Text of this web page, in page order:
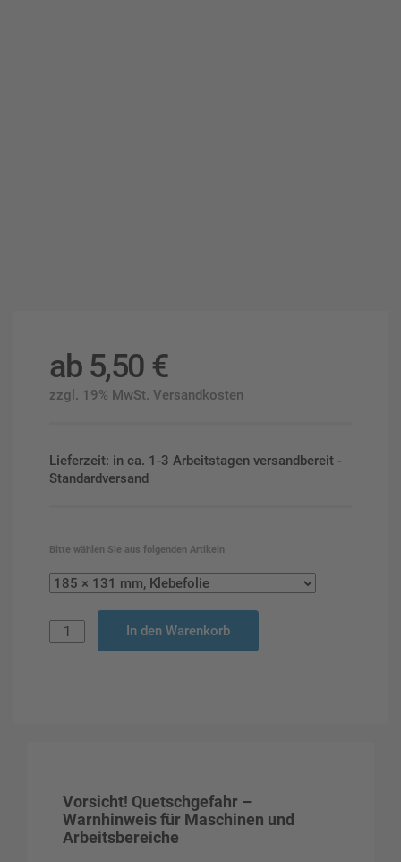
ab 5,50 €
zzgl. 19% MwSt. Versandkosten
Lieferzeit: in ca. 1-3 Arbeitstagen versandbereit -
Standardversand
Bitte wählen Sie aus folgenden Artikeln
In den Warenkorb
Vorsicht! Quetschgefahr –
Warnhinweis für Maschinen und
Arbeitsbereiche